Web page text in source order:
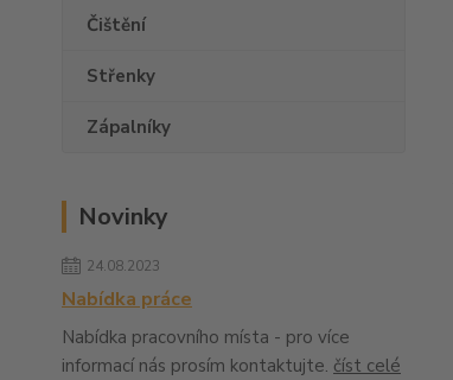
Čištění
Střenky
Zápalníky
Novinky
24.08.2023
Nabídka práce
Nabídka pracovního místa - pro více
informací nás prosím kontaktujte. číst celé